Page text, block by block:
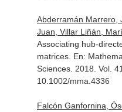
Abderramán Marrero,
Juan, Villar Liñán,
Associating hub-
matrices. En:
Sciences. 2018. Vol.
10.1002/mma.4336
Falcón Ganfornina,